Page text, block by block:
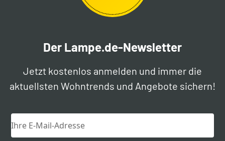
Der Lampe.de-Newsletter
Jetzt kostenlos anmelden und immer die
aktuellsten Wohntrends und Angebote sichern!